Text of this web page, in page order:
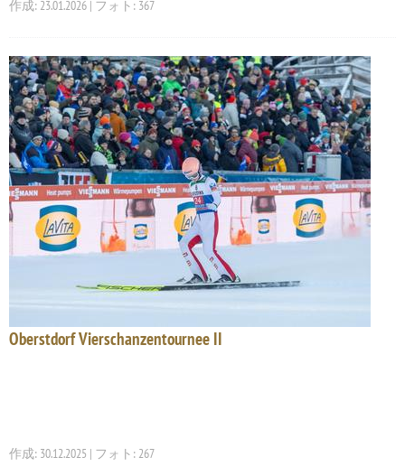
作成: 23.01.2026 | フォト: 367
Oberstdorf Vierschanzentournee II
作成: 30.12.2025 | フォト: 267